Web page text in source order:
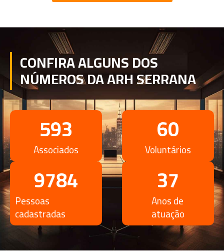
CONFIRA ALGUNS DOS
NÚMEROS DA ARH SERRANA
Associados
593
Voluntários
60
Pessoas
cadastradas
9784
Anos de
atuação
37